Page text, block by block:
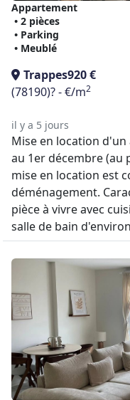
Appartement
• 2 pièces
• Parking
• Meublé
Trappes920 €
(78190)? - €/m2
il y a 5 jours
Mise en location
au 1er décembre (au
mise en location est
déménagement.
pièce à vivre avec
salle de bain